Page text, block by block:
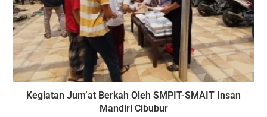
Kegiatan Jum’at Berkah Oleh SMPIT-SMAIT Insan
Mandiri Cibubur